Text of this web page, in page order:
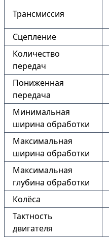
Трансмиссия
Сцепление
Количество
передач
Пониженная
передача
Минимальная
ширина обработки
Максимальная
ширина обработки
Максимальная
глубина обработки
Колёса
Тактность
двигателя